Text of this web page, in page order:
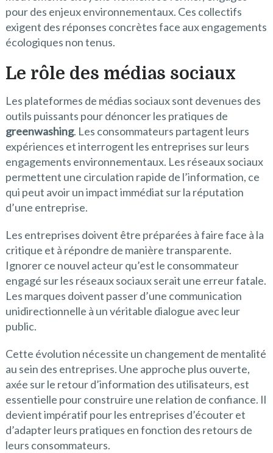
pour des enjeux environnementaux. Ces collectifs
exigent des réponses concrètes face aux engagements
écologiques non tenus.
Le rôle des médias sociaux
Les plateformes de médias sociaux sont devenues des
outils puissants pour dénoncer les pratiques de
greenwashing. Les consommateurs partagent leurs
expériences et interrogent les entreprises sur leurs
engagements environnementaux. Les réseaux sociaux
permettent une circulation rapide de l’information, ce
qui peut avoir un impact immédiat sur la réputation
d’une entreprise.
Les entreprises doivent être préparées à faire face à la
critique et à répondre de manière transparente.
Ignorer ce nouvel acteur qu’est le consommateur
engagé sur les réseaux sociaux serait une erreur fatale.
Les marques doivent passer d’une communication
unidirectionnelle à un véritable dialogue avec leur
public.
Cette évolution nécessite un changement de mentalité
au sein des entreprises. Une approche plus ouverte,
axée sur le retour d’information des utilisateurs, est
essentielle pour construire une relation de confiance. Il
devient impératif pour les entreprises d’écouter et
d’adapter leurs pratiques en fonction des retours de
leurs consommateurs.